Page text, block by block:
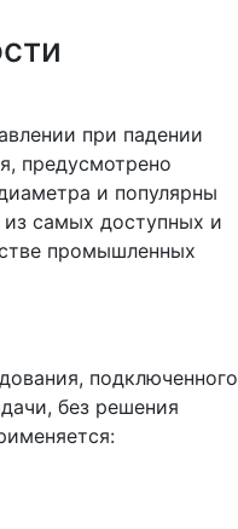
при падении
предусмотрено
и популярны
из самых доступных и
промышленных
подключенного
без решения